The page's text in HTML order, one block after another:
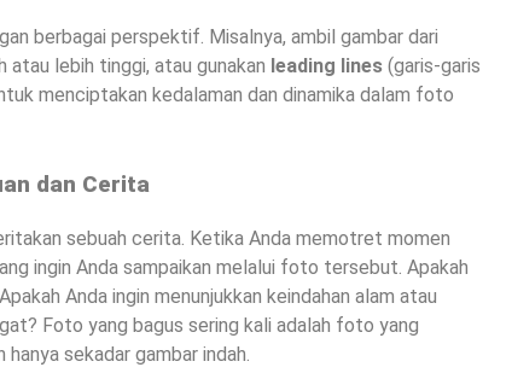
berbagai perspektif. Misalnya, ambil gambar dari
atau lebih tinggi, atau gunakan leading lines (garis-garis
menciptakan kedalaman dan dinamika dalam foto
dan Cerita
sebuah cerita. Ketika Anda memotret momen
ingin Anda sampaikan melalui foto tersebut. Apakah
Anda ingin menunjukkan keindahan alam atau
Foto yang bagus sering kali adalah foto yang
sekadar gambar indah.